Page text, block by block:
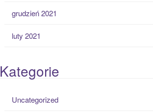
grudzień 2021
luty 2021
Kategorie
Uncategorized